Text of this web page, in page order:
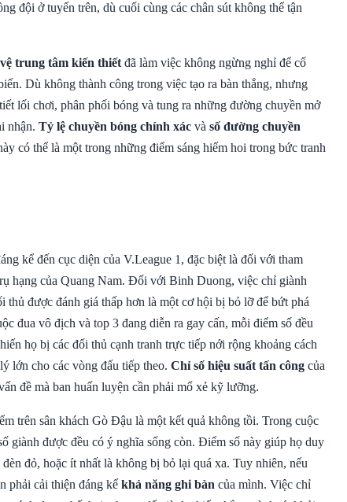
đội ở tuyến trên, dù cuối cùng các chân sút không thể tận
trung tâm kiến thiết đã làm việc không ngừng nghỉ để cố
Dù không thành công trong việc tạo ra bàn thắng, nhưng
lối chơi, phân phối bóng và tung ra những đường chuyền mở
nhận. Tỷ lệ chuyền bóng chính xác và số đường chuyền
có thể là một trong những điểm sáng hiếm hoi trong bức tranh
kể đến cục diện của V.League 1, đặc biệt là đối với tham
hạng của Quang Nam. Đối với Binh Duong, việc chỉ giành
thủ được đánh giá thấp hơn là một cơ hội bị bỏ lỡ để bứt phá
đua vô địch và top 3 đang diễn ra gay cấn, mỗi điểm số đều
họ bị các đối thủ cạnh tranh trực tiếp nới rộng khoảng cách
lớn cho các vòng đấu tiếp theo. Chỉ số hiệu suất tấn công của
đề mà ban huấn luyện cần phải mổ xẻ kỹ lưỡng.
trên sân khách Gò Đậu là một kết quả không tồi. Trong cuộc
giành được đều có ý nghĩa sống còn. Điểm số này giúp họ duy
đỏ, hoặc ít nhất là không bị bỏ lại quá xa. Tuy nhiên, nếu
phải cải thiện đáng kể khả năng ghi bàn của mình. Việc chỉ